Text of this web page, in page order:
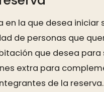
en la que desea iniciar
de personas que
que desea
extra para
de la reserva.